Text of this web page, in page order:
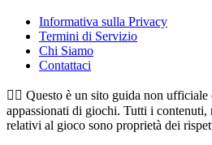
Informativa sulla Privacy
Termini di Servizio
Chi Siamo
Contattaci
👉🏻 Questo è un sito guida non
appassionati di giochi. Tutti i
relativi al gioco sono proprietà dei